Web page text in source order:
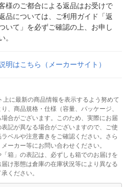
様のご都合による返品はお受けで
品については、ご利用ガイド「返
いて」を必ずご確認の上、お申し
。
明はこちら（メーカーサイト）
に最新の商品情報を表示するよう努めて
、商品規格・仕様（容量、パッケージ、
合がございます。このため、実際にお届
記が異なる場合がございますので、ご使
ベルや注意書きをご確認ください。さら
ーカー等にお問い合わせください。
箱」の表記は、必ずしも箱でのお届けを
け形態は倉庫の在庫状況等により異なる
ください。